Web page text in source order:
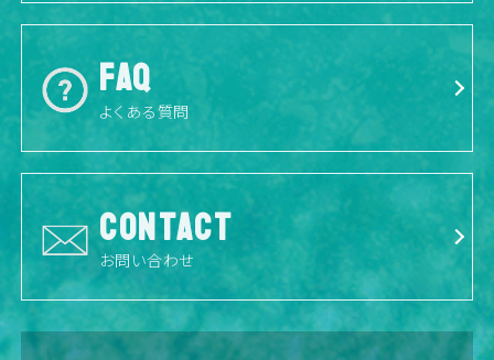
FAQ
よくある質問
CONTACT
お問い合わせ